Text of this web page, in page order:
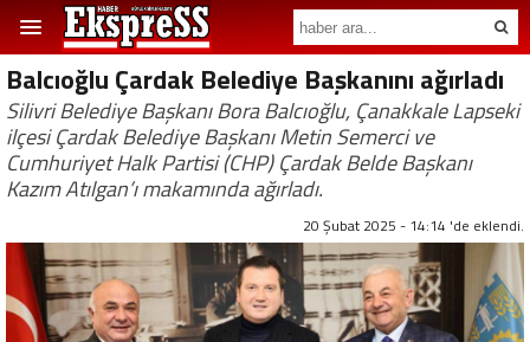
Balcıoğlu Çardak Belediye Başkanını ağırladı
Silivri Belediye Başkanı Bora Balcıoğlu, Çanakkale Lapseki
ilçesi Çardak Belediye Başkanı Metin Semerci ve
Cumhuriyet Halk Partisi (CHP) Çardak Belde Başkanı
Kazım Atılgan’ı makamında ağırladı.
20 Şubat 2025 - 14:14 'de eklendi.